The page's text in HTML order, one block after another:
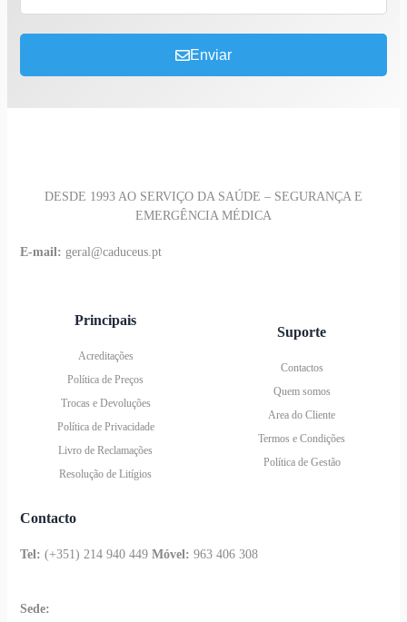
Enviar
DESDE 1993 AO SERVIÇO DA SAÚDE – SEGURANÇA E
EMERGÊNCIA MÉDICA
E-mail: geral@caduceus.pt
Principais
Acreditações
Política de Preços
Trocas e Devoluções
Política de Privacidade
Livro de Reclamações
Resolução de Litígios
Suporte
Contactos
Quem somos
Area do Cliente
Termos e Condições
Política de Gestão
Contacto
Tel: (+351) 214 940 449 Móvel: 963 406 308
Sede: